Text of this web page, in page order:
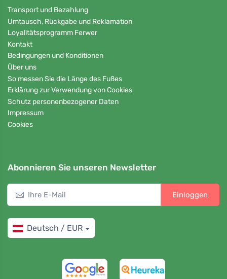
Transport und Bezahlung
Umtausch, Rückgabe und Reklamation
Loyalitätsprogramm Ferwer
Kontakt
Bedingungen und Konditionen
Über uns
So messen Sie die Länge des Fußes
Erklärung zur Verwendung von Cookies
Schutz personenbezogener Daten
Impressum
Cookies
Abonnieren Sie unseren Newsletter
Einloggen
Deutsch / EUR